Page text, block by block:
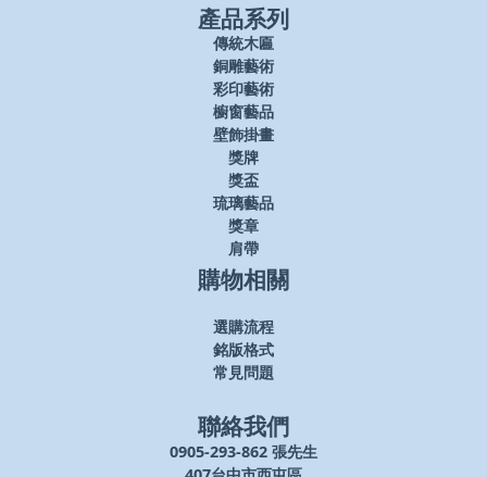
產品系列
傳統木匾
銅雕藝術
彩印藝術
櫥窗藝品
壁飾掛畫
獎牌
獎盃
琉璃藝品
獎章
肩帶
購物相關
選購流程
銘版格式
常見問題
聯絡我們
0905-293-862 張先生